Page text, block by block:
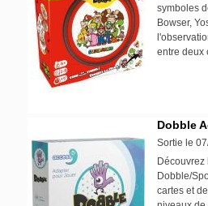
symboles
Bowser,
entre
Dobble
Sortie le
Dobble/
cartes et